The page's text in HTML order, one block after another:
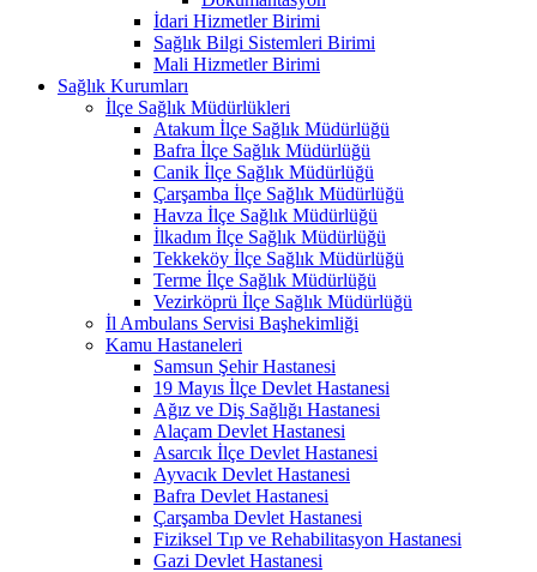
İdari Hizmetler Birimi
Sağlık Bilgi Sistemleri Birimi
Mali Hizmetler Birimi
Sağlık Kurumları
İlçe Sağlık Müdürlükleri
Atakum İlçe Sağlık Müdürlüğü
Bafra İlçe Sağlık Müdürlüğü
Canik İlçe Sağlık Müdürlüğü
Çarşamba İlçe Sağlık Müdürlüğü
Havza İlçe Sağlık Müdürlüğü
İlkadım İlçe Sağlık Müdürlüğü
Tekkeköy İlçe Sağlık Müdürlüğü
Terme İlçe Sağlık Müdürlüğü
Vezirköprü İlçe Sağlık Müdürlüğü
İl Ambulans Servisi Başhekimliği
Kamu Hastaneleri
Samsun Şehir Hastanesi
19 Mayıs İlçe Devlet Hastanesi
Ağız ve Diş Sağlığı Hastanesi
Alaçam Devlet Hastanesi
Asarcık İlçe Devlet Hastanesi
Ayvacık Devlet Hastanesi
Bafra Devlet Hastanesi
Çarşamba Devlet Hastanesi
Fiziksel Tıp ve Rehabilitasyon Hastanesi
Gazi Devlet Hastanesi